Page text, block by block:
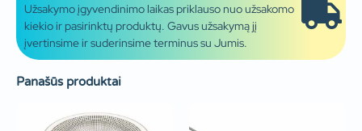
Užsakymo įgyvendinimo laikas priklauso nuo užsakomo
kiekio ir pasirinktų produktų. Gavus užsakymą jį
įvertinsime ir suderinsime terminus su Jumis.
Panašūs produktai